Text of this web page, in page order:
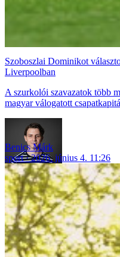
Szoboszlai Dominikot
Liverpoolban
A szurkolói szavazatok több
magyar válogatott
Benics Márk
sport
2026. június 4. 11:26